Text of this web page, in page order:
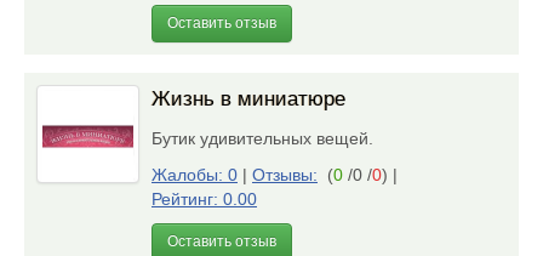
Оставить отзыв
Жизнь в миниатюре
Бутик удивительных вещей.
Жалобы: 0 | Отзывы: (0 /0 /0) |
Рейтинг: 0.00
Оставить отзыв